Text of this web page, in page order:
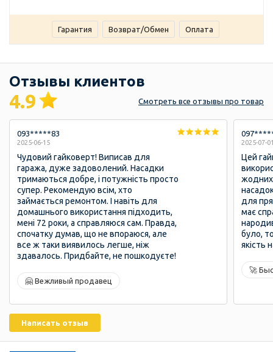
Гарантия Возврат/Обмен Оплата
Отзывы клиентов
4.9 Смотреть все отзывы про товар
093*****83
2025-06-15
Чудовий гайковерт! Виписав для
гаража, дуже задоволений. Насадки
тримаються добре, і потужність просто
супер. Рекомендую всім, хто
займається ремонтом. І навіть для
домашнього використання підходить,
мені 72 роки, а справляюся сам. Правда,
спочатку думав, що не впораюся, але
все ж таки виявилось легше, ніж
здавалось. Придбайте, не пошкодуєте!
🤗 Вежливый продавец
2025-07-
Цей
для
має
було,
якість
🚀
Написать отзыв